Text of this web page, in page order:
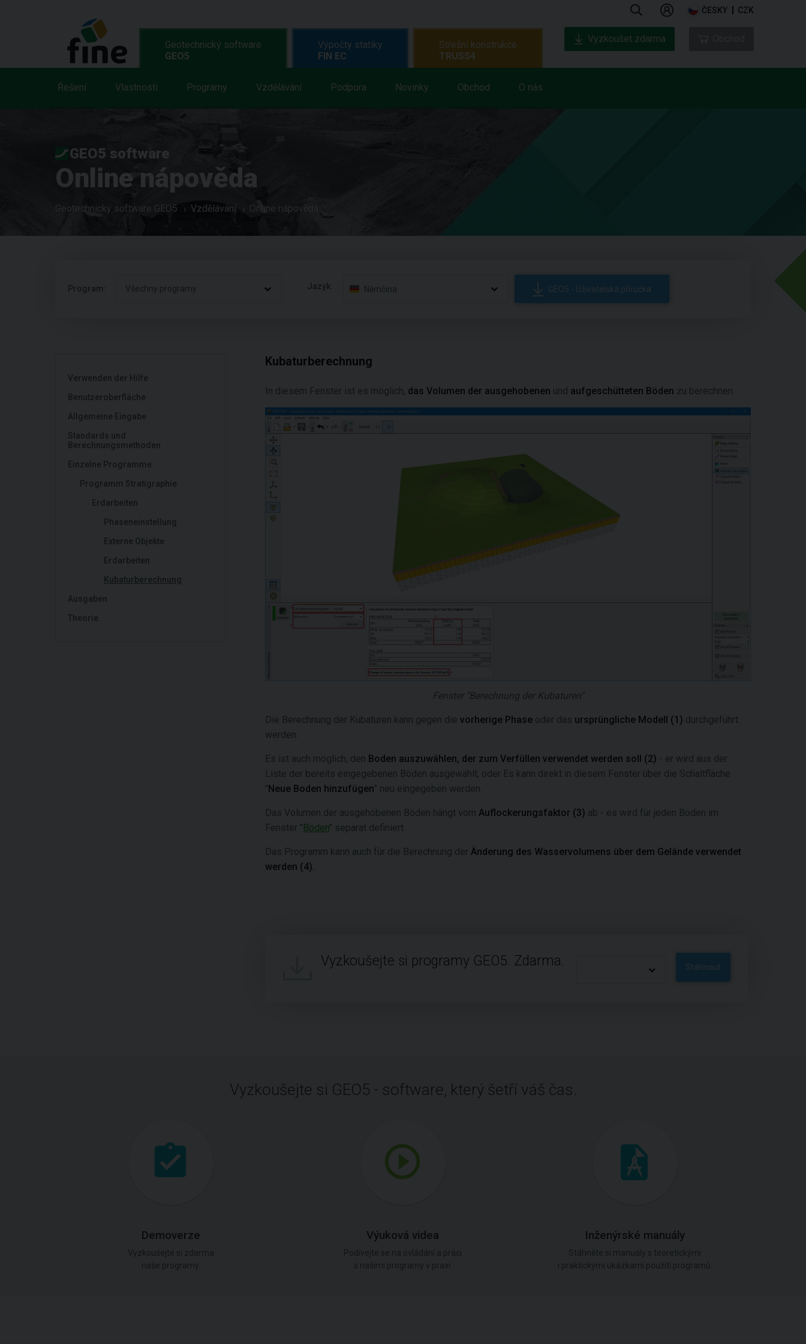
ČESKY CZK
Geotechnický software
GEO5
Řešení Vlastnosti Programy Vzdělávání Podpora Novinky Obchod O nás
Výpočty statiky
FIN EC
Střešní konstrukce
TRUSS4
Vyzkoušet zdarma
GEO5 software
Online nápověda
Geotechnický software GEO5 Vzdělávání Online nápověda
Program: Všechny programy Jazyk: Němčina GEO5 - Uživatelská příručka
Verwenden der Hilfe
Benutzeroberfläche
Allgemeine Eingabe
Standards und
Berechnungsmethoden
Einzelne Programme
Programm Stratigraphie
Erdarbeiten
Phaseneinstellung
Externe Objekte
Erdarbeiten
Kubaturberechnung
Ausgaben
Theorie
Kubaturberechnung
In diesem Fenster ist es möglich, das Volumen der ausgehobenen und aufgeschütteten Böden zu berechnen.
Fenster "Berechnung der Kubaturen"
Die Berechnung der Kubaturen kann gegen die vorherige Phase oder das ursprüngliche Modell (1) durchgeführt
werden.
Es ist auch möglich, den Boden auszuwählen, der zum Verfüllen verwendet werden soll (2) - er wird aus der
Liste der bereits eingegebenen Böden ausgewählt, oder Es kann direkt in diesem Fenster über die Schaltfläche
"Neue Boden hinzufügen" neu eingegeben werden.
Das Volumen der ausgehobenen Böden hängt vom Auflockerungsfaktor (3) ab - es wird für jeden Boden im
Fenster "Böden" separat definiert.
Das Programm kann auch für die Berechnung der Änderung des Wasservolumens über dem Gelände verwendet
werden (4).
Vyzkoušejte si programy GEO5. Zdarma. Stáhnout
Vyzkoušejte si GEO5 - software, který šetří váš čas.
Demoverze Výuková videa Inženýrské manuály